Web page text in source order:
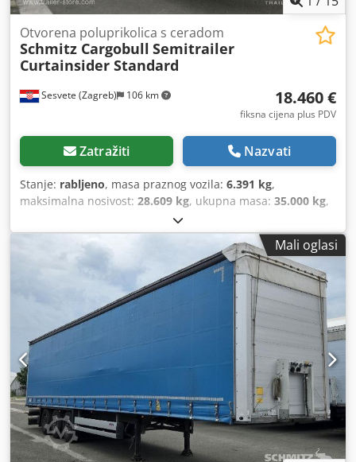
Sesvete (Zagreb) 106 km
Otvorena poluprikolica s ceradom
Schmitz Cargobull Semitrailer
Curtainsider Standard
18.460 €
fiksna cijena plus PDV
Zatražiti Nazvati
Stanje: rabljeno, masa praznog vozila: 6.391 kg,
maksimalna nosivost: 28.609 kg, ukupna masa: 35.000 kg,
3 osovine
duljina prostora za utovar:13.620 mm, širina utovarnog
2.480 mm , visina utovarnog prostora: 2.730 mm,
volumen tovarnog prostora:
92 m³, ovjes: zrak, dimenzija
385/65 R22,5 , boja:plava , Godina proizvodnje: 2022
Mali oglasi